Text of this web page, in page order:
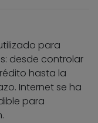
para
desde controlar
hasta la
Internet se ha
para